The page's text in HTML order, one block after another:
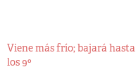
Viene más frío; bajará hasta
los 9º